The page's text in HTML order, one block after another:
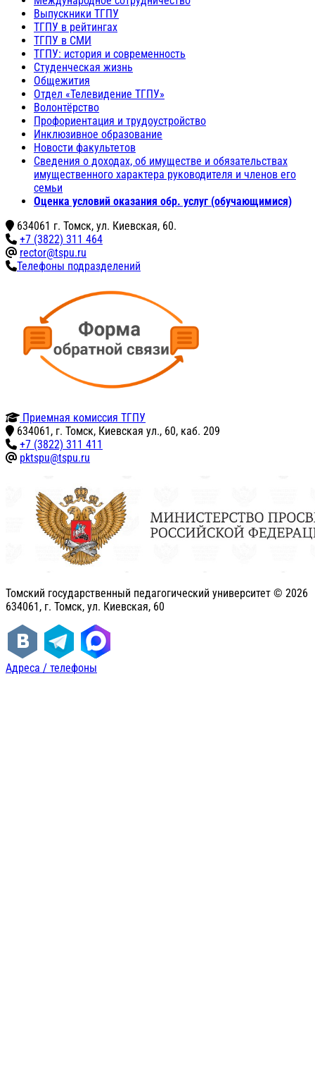
Выпускники ТГПУ
ТГПУ в рейтингах
ТГПУ в СМИ
ТГПУ: история и современность
Студенческая жизнь
Общежития
Отдел «Телевидение ТГПУ»
Волонтёрство
Профориентация и трудоустройство
Инклюзивное образование
Новости факультетов
Сведения о доходах, об имуществе и обязательствах
имущественного характера руководителя и членов его
семьи
Оценка условий оказания обр. услуг (обучающимися)
634061 г. Томск, ул. Киевская, 60.
+7 (3822) 311 464
rector@tspu.ru
Телефоны подразделений
Приемная комиссия ТГПУ
634061, г. Томск, Киевская ул., 60, каб. 209
+7 (3822) 311 411
pktspu@tspu.ru
Томский государственный педагогический университет © 2026
634061, г. Томск, ул. Киевская, 60
Адреса / телефоны